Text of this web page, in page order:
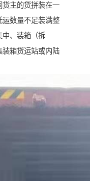
货主的货拼装在一
运数量不足装满整
中、装箱（拆
装箱货运站或内陆